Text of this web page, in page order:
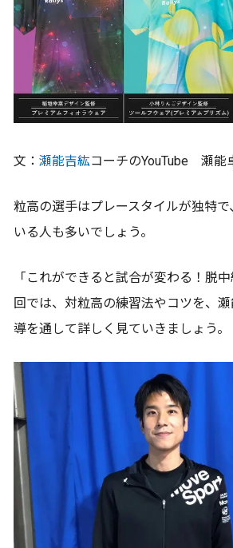
文： 瀬能吉紘コーチのYouTube 瀬能
粒高の選手はプレースタイルが独特
いる人も多いでしょう。
「これができると試合が変わる！脱
回では、対粒高の練習法やコツを、
導を通して詳しく見ていきましょう。